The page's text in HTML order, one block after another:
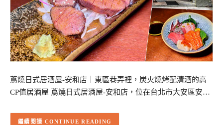
蔦燒日式居酒屋-安和店｜東區巷弄裡，炭火燒烤配清酒的高
CP值居酒屋 蔦燒日式居酒屋-安和店，位在台北市大安區安…
CONTINUE READING